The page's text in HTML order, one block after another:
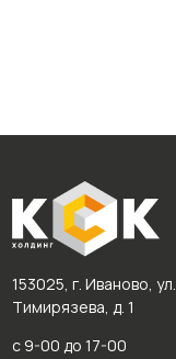
153025, г. Иваново, ул.
Тимирязева, д. 1
с 9-00 до 17-00